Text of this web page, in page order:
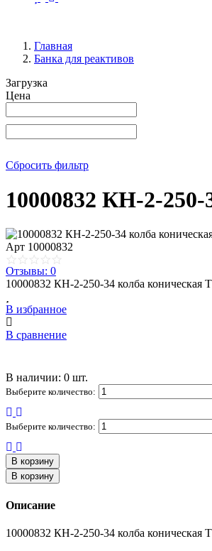
Главная
Банка для реактивов
Загрузка
Цена
Сбросить фильтр
10000832 КН-2-
Арт 10000832
Отзывы: 0
10000832 КН-2-250-34 колба
В избранное
В сравнение
В наличии: 0 шт.
Выберите количество:
Выберите количество:
В корзину
В корзину
Описание
10000832 КН-2-250-34 колба